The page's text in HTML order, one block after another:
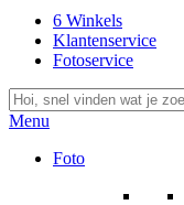
6 Winkels
Klantenservice
Fotoservice
Menu
Foto